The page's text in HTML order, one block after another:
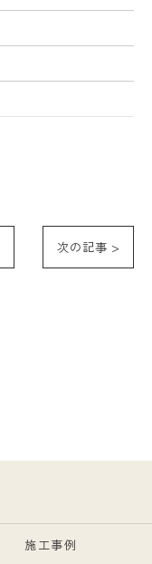
次の記事 >
施工事例